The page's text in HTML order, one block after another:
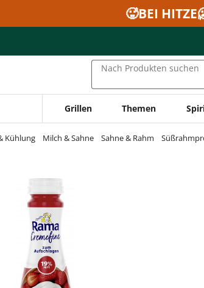
🥵BEI
Nach Produkten suchen
Grillen Themen
Kühlung Milch & Sahne Sahne & Rahm